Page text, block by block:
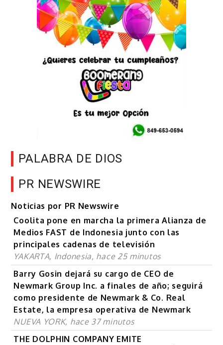
PALABRA DE DIOS
PR NEWSWIRE
Noticias por PR Newswire
Coolita pone en marcha la primera Alianza de
Medios FAST de Indonesia junto con las
principales cadenas de televisión
YAKARTA, Indonesia, hace 25 minutos
Barry Gosin dejará su cargo de CEO de
Newmark Group Inc. a finales de año; seguirá
como presidente de Newmark & Co. Real
Estate, la empresa operativa de Newmark
NUEVA YORK, hace 37 minutos
THE DOLPHIN COMPANY EMITE